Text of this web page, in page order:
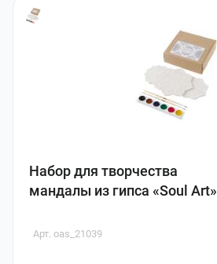
Набор для творчества
мандалы из гипса «Soul Art»
Арт. oas_21039